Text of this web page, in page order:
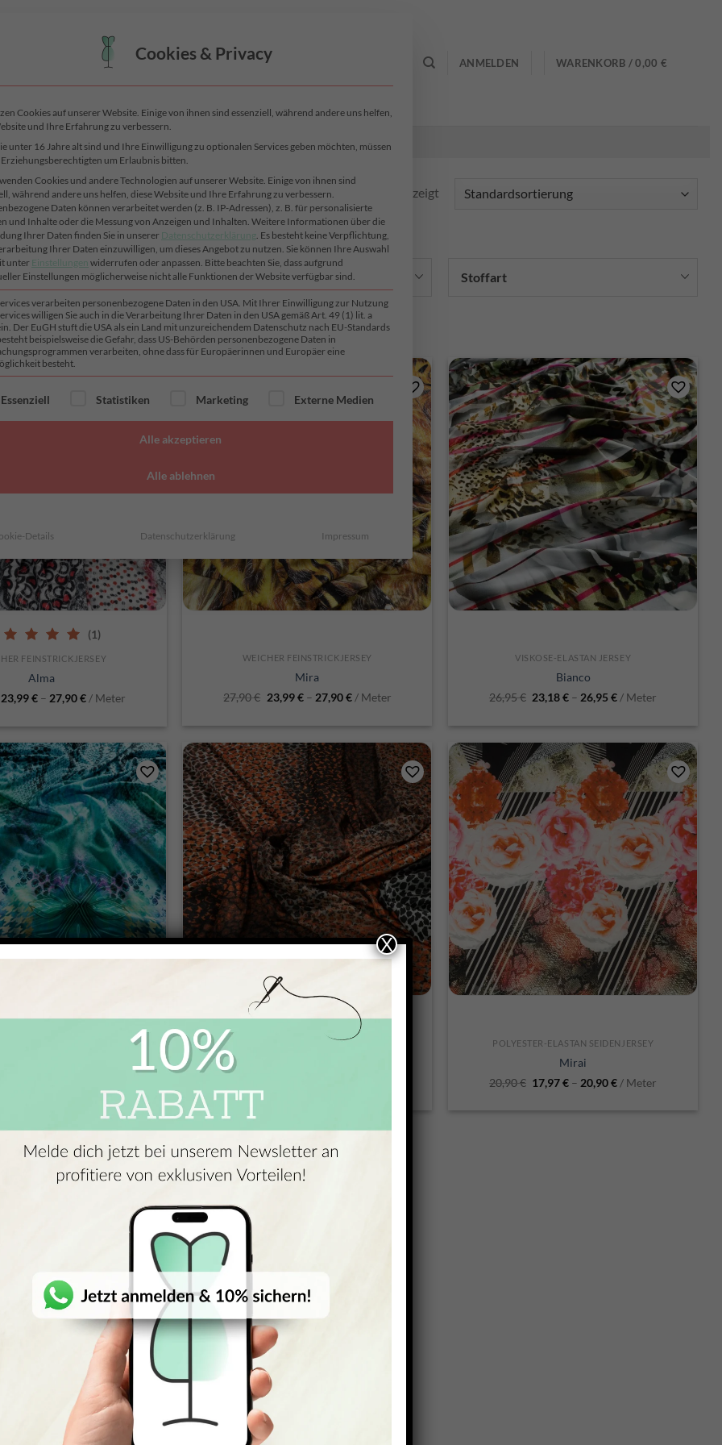
ANMELDEN WARENKORB /0,00 €
SHOP NEUHEITEN STOFFE SONDERSTOFFE SAISON
Alle 9 Ergebnisse werden angezeigt
Material Stoffart
out of 5
(1)
FEINSTRICKJERSEY
Alma
23,99€– 27,90€ / Meter
NEU
WEICHER FEINSTRICKJERSEY
Mira
27,90€ 23,99€– 27,90€ / Meter
VISKOSE-ELASTAN JERSEY
Bianco
26,95€ 23,18€ – 26,95€ / Meter
(3)
SCHNELLANSICHT
POLYESTER-ELASTAN SEIDENJERSEY POLYESTER-ELASTAN SEIDENJERSEY
Mirai
20,90€ 17,97€ – 20,90€ / Meter
X
Cookies & Privacy
Cookies auf unserer Website. Einige von ihnen sind essenziell, während andere uns helfen,
und Ihre Erfahrung zu verbessern.
unter 16 Jahre alt sind und Ihre Einwilligung zu optionalen Services geben möchten, müssen
Erziehungsberechtigten um Erlaubnis bitten.
Cookies und andere Technologien auf unserer Website. Einige von ihnen sind
während andere uns helfen, diese Website und Ihre Erfahrung zu verbessern.
Daten können verarbeitet werden (z. B. IP-Adressen), z. B. für personalisierte
und Inhalte oder die Messung von Anzeigen und Inhalten. Weitere Informationen über die
Ihrer Daten finden Sie in unserer Datenschutzerklärung. Es besteht keine Verpflichtung,
Ihrer Daten einzuwilligen, um dieses Angebot zu nutzen. Sie können Ihre Auswahl
unterEinstellungen widerrufen oder anpassen. Bitte beachten Sie, dass aufgrund
Einstellungen möglicherweise nicht alle Funktionen der Website verfügbar sind.
verarbeiten personenbezogene Daten in den USA. Mit Ihrer Einwilligung zur Nutzung
willigen Sie auch in die Verarbeitung Ihrer Daten in den USA gemäß Art. 49 (1) lit. a
Der EuGH stuft die USA als ein Land mit unzureichendem Datenschutz nach EU-Standards
beispielsweise die Gefahr, dass US-Behörden personenbezogene Daten in
verarbeiten, ohne dass für Europäerinnen und Europäer eine
besteht.
EINE LISTE DER SERVICE-GRUPPEN, FÜR DIE EINE EINWILLIGUNG ERTEILT WERDEN KANN. DIE ERSTE SERVICE-
Essenziell Statistiken Marketing Externe Medien
Alle akzeptieren
Alle ablehnen
Details Datenschutzerklärung Impressum